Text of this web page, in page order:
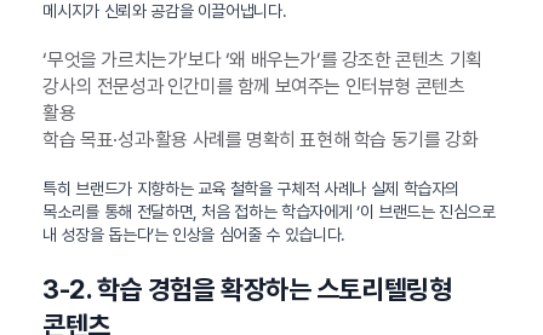
메시지가 신뢰와 공감을 이끌어냅니다.
‘무엇을 가르치는가’보다 ‘왜 배우는가’를 강조한 콘텐츠 기획
강사의 전문성과 인간미를 함께 보여주는 인터뷰형 콘텐츠
활용
학습 목표·성과·활용 사례를 명확히 표현해 학습 동기를 강화
특히 브랜드가 지향하는 교육 철학을 구체적 사례나 실제 학습자의
목소리를 통해 전달하면, 처음 접하는 학습자에게 ‘이 브랜드는 진심으로
내 성장을 돕는다’는 인상을 심어줄 수 있습니다.
3-2. 학습 경험을 확장하는 스토리텔링형
콘텐츠